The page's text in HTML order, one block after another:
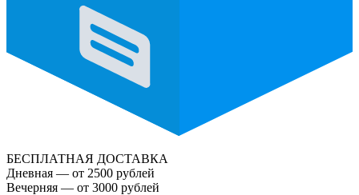
БЕСПЛАТНАЯ ДОСТАВКА
Дневная — от 2500 рублей
Вечерняя — от 3000 рублей